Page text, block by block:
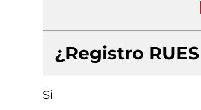
¿Registro
Si